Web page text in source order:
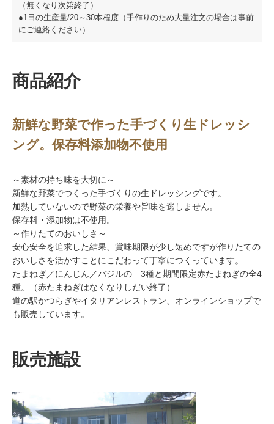
（無くなり次第終了）
●1日の生産量/20～30本程度（手作りのため大量注文の場合は事前
にご連絡ください）
商品紹介
新鮮な野菜で作った手づくり生ドレッシ
ング。保存料添加物不使用
～素材の持ち味を大切に～
新鮮な野菜でつくった手づくりの生ドレッシングです。
加熱していないので野菜の栄養や旨味を逃しません。
保存料・添加物は不使用。
～作りたてのおいしさ～
安心安全を追求した結果、賞味期限が少し短めですが作りたての
おいしさを活かすことにこだわって丁寧につくっています。
たまねぎ／にんじん／バジルの 3種と期間限定赤たまねぎの全4
種。（赤たまねぎはなくなりしだい終了）
道の駅かつらぎやイタリアンレストラン、オンラインショップで
も販売しています。
販売施設